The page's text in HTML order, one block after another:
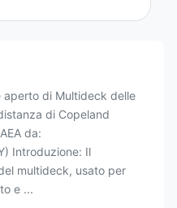
aperto di Multideck delle
di Copeland
da:
Introduzione: Il
multideck, usato per
e ...